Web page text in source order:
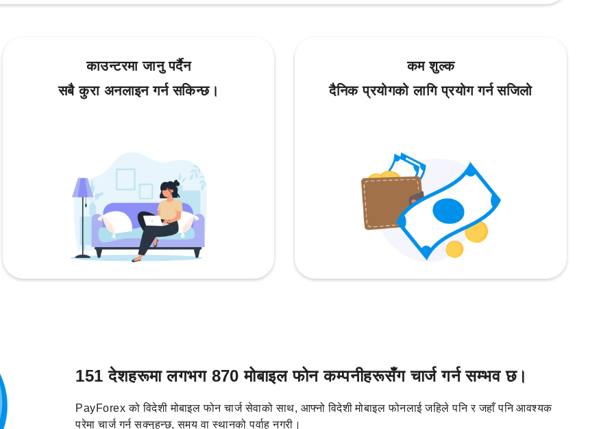
काउन्टरमा जानु पर्दैन
सबै कुरा अनलाइन गर्न सकिन्छ।
कम शुल्क
दैनिक प्रयोगको लागि प्रयोग गर्न सजिलो
151 देशहरूमा लगभग 870 मोबाइल फोन कम्पनीहरूसँग चार्ज गर्न सम्भव छ।
PayForex को विदेशी मोबाइल फोन चार्ज सेवाको साथ, आफ्नो विदेशी मोबाइल फोनलाई जहिले पनि र जहाँ पनि आवश्यक
परेमा चार्ज गर्न सक्नुहुन्छ, समय वा स्थानको पर्वाह नगरी।